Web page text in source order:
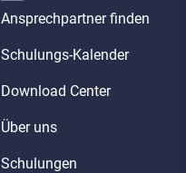
Ansprechpartner finden
Schulungs-Kalender
Download Center
Über uns
Schulungen